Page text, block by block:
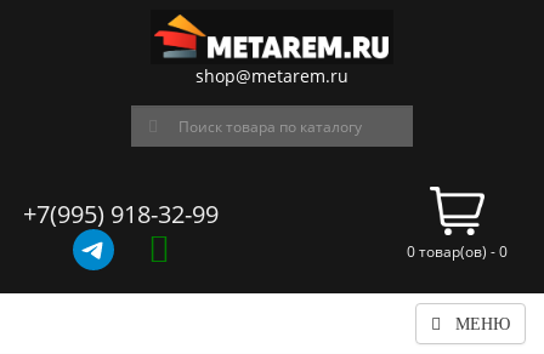
shop@metarem.ru
+7(995) 918-32-99
0 товар(ов) - 0
МЕНЮ